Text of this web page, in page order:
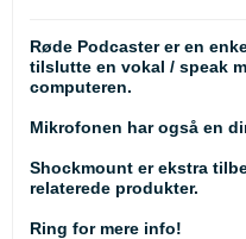
Røde Podcaster er en
tilslutte en vokal / speak
computeren.
Mikrofonen har også en
Shockmount er ekstra
relaterede produkter.
Ring for mere info!